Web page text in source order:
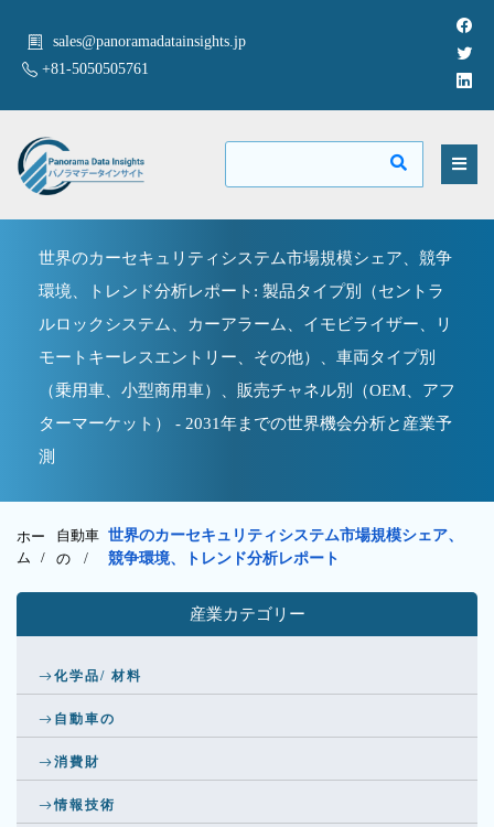
sales@panoramadatainsights.jp
+81-5050505761
世界のカーセキュリティシステム市場規模シェア、競争
環境、トレンド分析レポート: 製品タイプ別（セントラ
ルロックシステム、カーアラーム、イモビライザー、リ
モートキーレスエントリー、その他）、車両タイプ別
（乗用車、小型商用車）、販売チャネル別（OEM、アフ
ターマーケット） - 2031年までの世界機会分析と産業予
測
ホー
ム /
自動車
の/
世界のカーセキュリティシステム市場規模シェア、
競争環境、トレンド分析レポート
産業カテゴリー
化学品/ 材料
自動車の
消費財
情報技術